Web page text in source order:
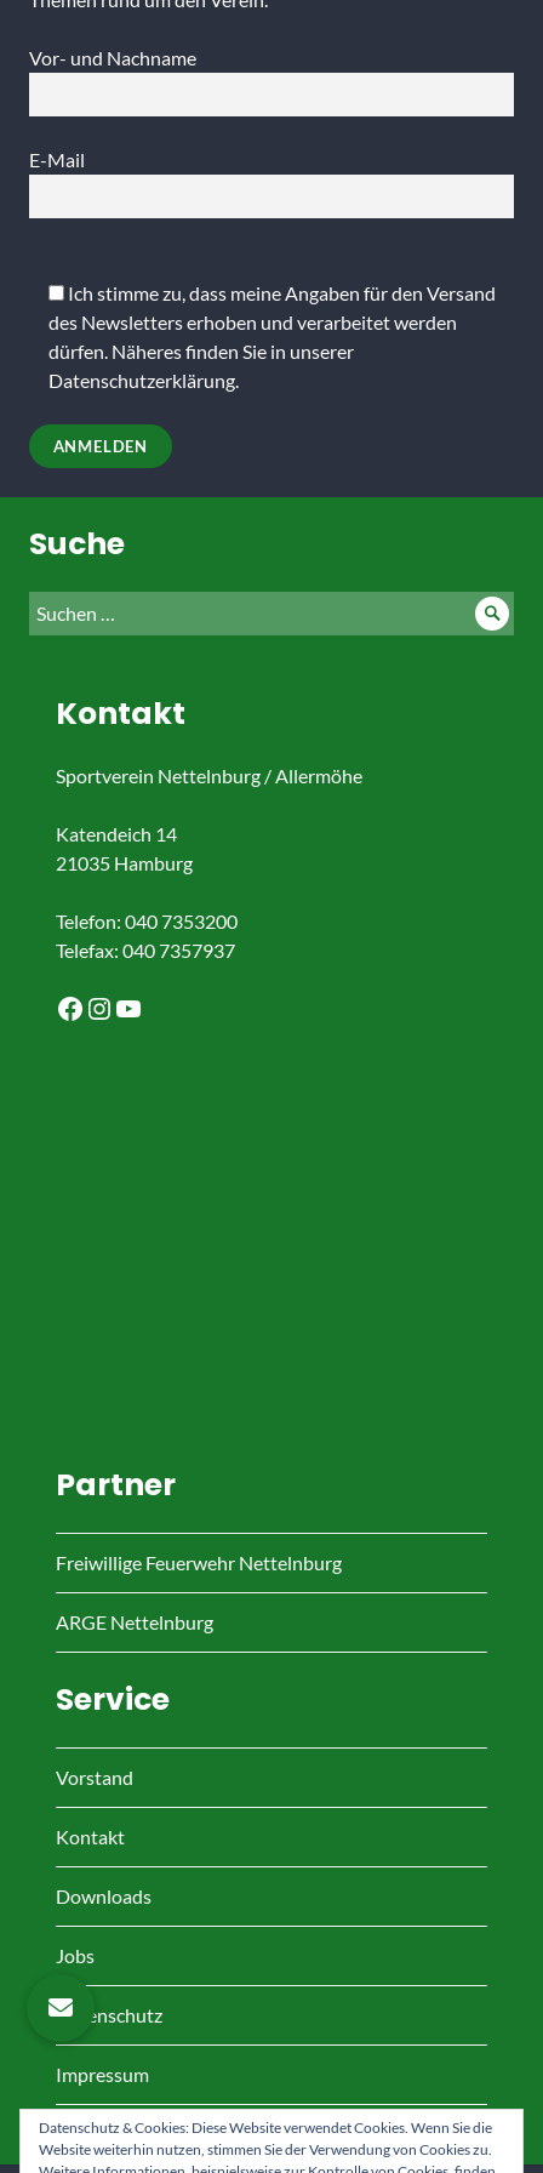
Vor- und Nachname
E-Mail
lasse
dieses
Feld
leer.
Ich stimme zu, dass meine Angaben für den Versand
des Newsletters erhoben und verarbeitet werden
dürfen. Näheres finden Sie in unserer
Datenschutzerklärung.
Suche
Suche
nach:
Kontakt
Sportverein Nettelnburg / Allermöhe
Katendeich 14
21035 Hamburg
Telefon: 040 7353200
Telefax: 040 7357937
Facebook
Instagram
YouTube
Partner
Freiwillige Feuerwehr Nettelnburg
ARGE Nettelnburg
Service
Vorstand
Kontakt
Downloads
Jobs
Datenschutz
Impressum
Datenschutz & Cookies: Diese Website verwendet Cookies. Wenn Sie die
Website weiterhin nutzen, stimmen Sie der Verwendung von Cookies zu.